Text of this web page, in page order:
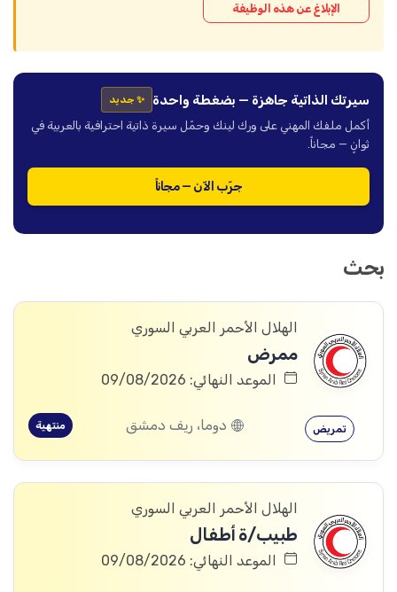
الإبلاغ عن هذه الوظيفة
سيرتك الذاتية جاهزة — بضغطة واحدة ✨ جديد
أكمل ملفك المهني على ورك لينك وحمّل سيرة ذاتية احترافية بالعربية في
ثوانٍ — مجاناً.
جرّب الآن — مجاناً
بحث
الهلال الأحمر العربي السوري
ممرض
الموعد النهائي: 09/08/2026
تمريض دوما، ريف دمشق منتهية
الهلال الأحمر العربي السوري
طبيب/ة أطفال
الموعد النهائي: 09/08/2026